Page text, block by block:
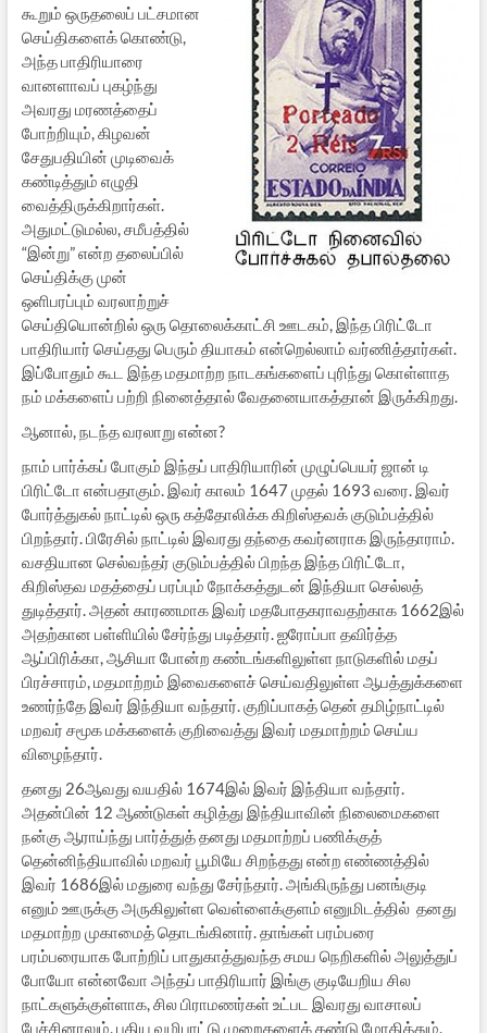
கூறும் ஒருதலைப் பட்சமான
செய்திகளைக் கொண்டு,
அந்த பாதிரியாரை
வானளாவப் புகழ்ந்து
அவரது மரணத்தைப்
போற்றியும், கிழவன்
சேதுபதியின் முடிவைக்
கண்டித்தும் எழுதி
வைத்திருக்கிறார்கள்.
அதுமட்டுமல்ல, சமீபத்தில்
“இன்று” என்ற தலைப்பில்
செய்திக்கு முன்
ஒளிபரப்பும் வரலாற்றுச்
செய்தியொன்றில் ஒரு தொலைக்காட்சி ஊடகம், இந்த பிரிட்டோ
பாதிரியார் செய்தது பெரும் தியாகம் என்றெல்லாம் வர்ணித்தார்கள்.
இப்போதும் கூட இந்த மதமாற்ற நாடகங்களைப் புரிந்து கொள்ளாத
நம் மக்களைப் பற்றி நினைத்தால் வேதனையாகத்தான் இருக்கிறது.
ஆனால், நடந்த வரலாறு என்ன?
நாம் பார்க்கப் போகும் இந்தப் பாதிரியாரின் முழுப்பெயர் ஜான் டி
பிரிட்டோ என்பதாகும். இவர் காலம் 1647 முதல் 1693 வரை. இவர்
போர்த்துகல் நாட்டில் ஒரு கத்தோலிக்க கிறிஸ்தவக் குடும்பத்தில்
பிறந்தார். பிரேசில் நாட்டில் இவரது தந்தை கவர்னராக இருந்தாராம்.
வசதியான செல்வந்தர் குடும்பத்தில் பிறந்த இந்த பிரிட்டோ,
கிறிஸ்தவ மதத்தைப் பரப்பும் நோக்கத்துடன் இந்தியா செல்லத்
துடித்தார். அதன் காரணமாக இவர் மதபோதகராவதற்காக 1662இல்
அதற்கான பள்ளியில் சேர்ந்து படித்தார். ஐரோப்பா தவிர்த்த
ஆப்பிரிக்கா, ஆசியா போன்ற கண்டங்களிலுள்ள நாடுகளில் மதப்
பிரச்சாரம், மதமாற்றம் இவைகளைச் செய்வதிலுள்ள ஆபத்துக்களை
உணர்ந்தே இவர் இந்தியா வந்தார். குறிப்பாகத் தென் தமிழ்நாட்டில்
மறவர் சமூக மக்களைக் குறிவைத்து இவர் மதமாற்றம் செய்ய
விழைந்தார்.
தனது 26ஆவது வயதில் 1674இல் இவர் இந்தியா வந்தார்.
அதன்பின் 12 ஆண்டுகள் கழித்து இந்தியாவின் நிலைமைகளை
நன்கு ஆராய்ந்து பார்த்துத் தனது மதமாற்றப் பணிக்குத்
தென்னிந்தியாவில் மறவர் பூமியே சிறந்தது என்ற எண்ணத்தில்
இவர் 1686இல் மதுரை வந்து சேர்ந்தார். அங்கிருந்து பனங்குடி
எனும் ஊருக்கு அருகிலுள்ள வெள்ளைக்குளம் எனுமிடத்தில் தனது
மதமாற்ற முகாமைத் தொடங்கினார். தாங்கள் பரம்பரை
பரம்பரையாக போற்றிப் பாதுகாத்துவந்த சமய நெறிகளில் அலுத்துப்
போயோ என்னவோ அந்தப் பாதிரியார் இங்கு குடியேறிய சில
நாட்களுக்குள்ளாக, சில பிராமணர்கள் உட்பட இவரது வாசாலப்
பேச்சினாலும், புதிய வழிபாட்டு முறைகளைக் கண்டு மோகித்தும்,